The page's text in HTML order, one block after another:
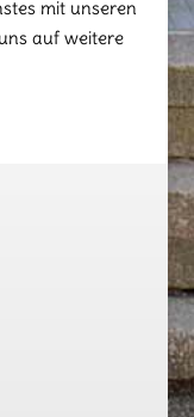
mit unseren
auf weitere